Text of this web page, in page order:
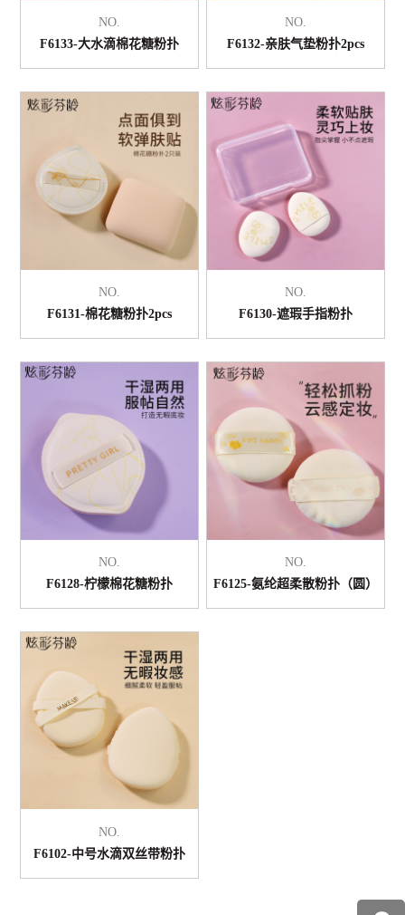
NO.
F6133-大水滴棉花糖粉扑
NO.
F6132-亲肤气垫粉扑2pcs
NO.
F6131-棉花糖粉扑2pcs
NO.
F6130-遮瑕手指粉扑
NO.
F6128-柠檬棉花糖粉扑
NO.
F6125-氨纶超柔散粉扑（圆）
NO.
F6102-中号水滴双丝带粉扑